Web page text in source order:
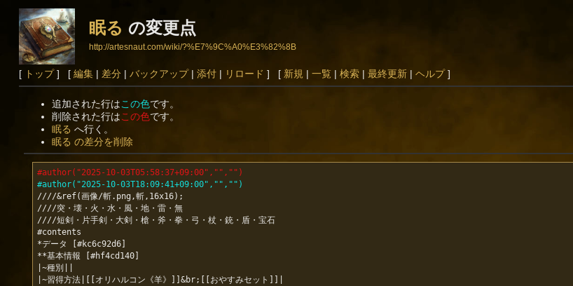
眠る の変更点
http://artesnaut.com/wiki/?%E7%9C%A0%E3%82%8B
[ トップ] [ 編集| 差分| バックアップ| 添付| リロード ] [ 新規 | 一覧| 検索| 最終更新| ヘルプ]
追加された行はこの色です。
削除された行はこの色です。
眠る へ行く。
眠る の差分を削除
#author("2025-10-03T05:58:37+09:00","","")
#author("2025-10-03T18:09:41+09:00","","")
////&ref(画像/斬.png,斬,16x16);
////突・壊・火・水・風・地・雷・無
////短剣・片手剣・大剣・槍・斧・拳・弓・杖・銃・盾・宝石
#contents
*データ [#kc6c92d6]
**基本情報 [#hf4cd140]
|~種別||
|~習得方法|[[オリハルコン《羊》]]&br;[[おやすみセット]]|